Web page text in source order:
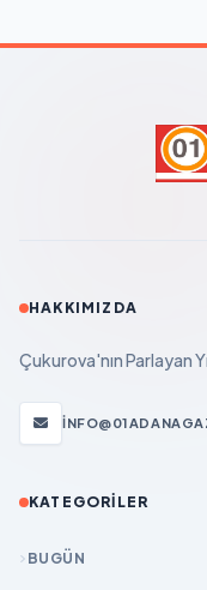
HAKKIMIZDA
Çukurova'nın Parlayan
KATEGORILER
BUGÜN